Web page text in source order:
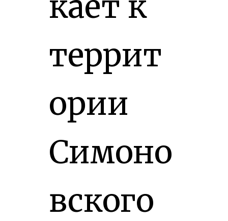
террит
ории
Симоно
вского